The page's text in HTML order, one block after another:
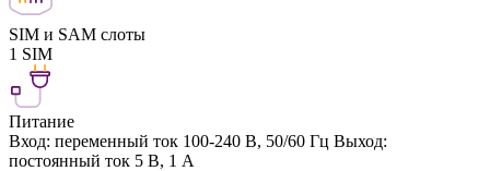
SIM и SAM слоты
1 SIM
Питание
Вход: переменный ток 100-240 В, 50/60 Гц Выход:
постоянный ток 5 В, 1 А